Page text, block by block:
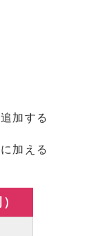
加する
加える